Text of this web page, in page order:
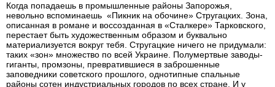
Когда попадаешь в промышленные районы Запорожья,
невольно вспоминаешь «Пикник на обочине» Стругацких. Зона,
описанная в романе и воссозданная в «Сталкере» Тарковского,
перестает быть художественным образом и буквально
материализуется вокруг тебя. Стругацкие ничего не придумали:
таких «зон» множество по всей Украине. Полумертвые заводы-
гиганты, промзоны, превратившиеся в заброшенные
заповедники советского прошлого, однотипные спальные
районы сотен индустриальных городов по всех стране. И у